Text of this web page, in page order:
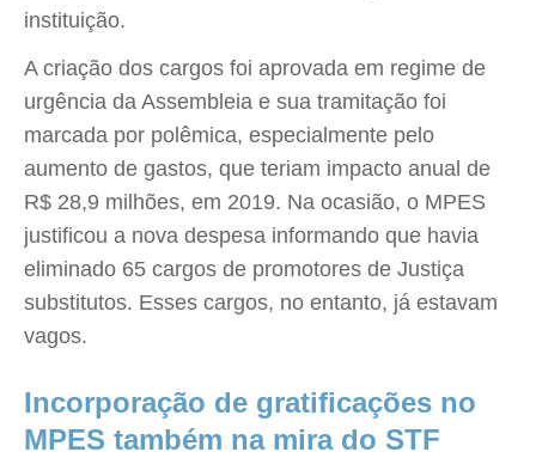
instituição.
A criação dos cargos foi aprovada em regime de
urgência da Assembleia e sua tramitação foi
marcada por polêmica, especialmente pelo
aumento de gastos, que teriam impacto anual de
R$ 28,9 milhões, em 2019. Na ocasião, o MPES
justificou a nova despesa informando que havia
eliminado 65 cargos de promotores de Justiça
substitutos. Esses cargos, no entanto, já estavam
vagos.
Incorporação de gratificações no
MPES também na mira do STF